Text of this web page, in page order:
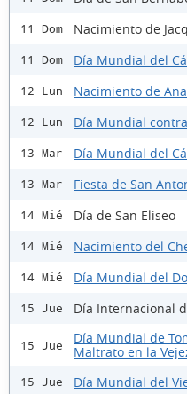
11 Dom Nacimiento de
11 Dom Día Mundial del
12 Lun Nacimiento de
12 Lun Día Mundial
13 Mar Día Mundial del
13 Mar Fiesta de San
14 Mié Día de San Eliseo
14 Mié Nacimiento del
14 Mié Día Mundial del
15 Jue Día Internacional
15 Jue
Día Mundial de
Maltrato en la
15 Jue Día Mundial del